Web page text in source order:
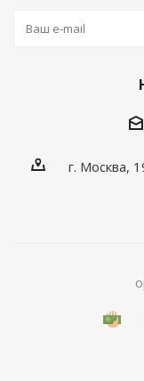
г. Москва,